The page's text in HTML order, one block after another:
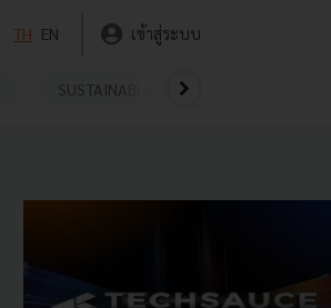
TH EN เข้าสู่ระบบ
SUSTAINABLE